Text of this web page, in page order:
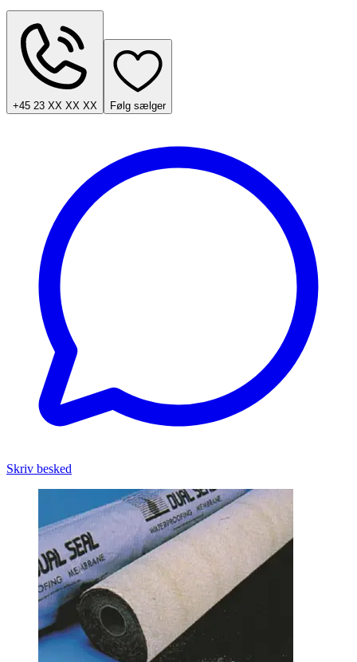
+45 23 XX XX XX Følg sælger
Skriv besked